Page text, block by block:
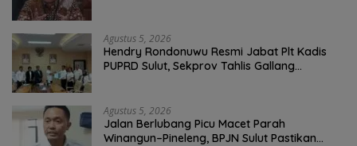
Agustus 5, 2026
Hendry Rondonuwu Resmi Jabat Plt Kadis
PUPRD Sulut, Sekprov Tahlis Gallang
Agustus 5, 2026
Jalan Berlubang Picu Macet Parah
Winangun–Pineleng, BPJN Sulut Pastikan